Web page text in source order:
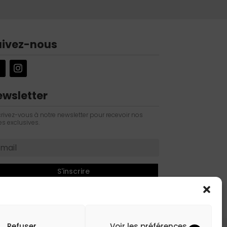
nous
vous à notre newsletter pour recevoir nos
exclusives.
S'inscrire